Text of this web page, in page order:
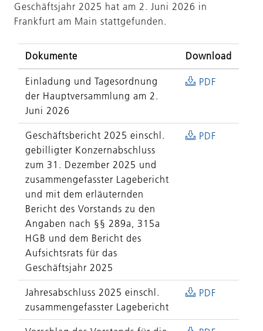
Geschäftsjahr 2025 hat am 2. Juni 2026 in
Frankfurt am Main stattgefunden.
Dokumente Download
Einladung und Tagesordnung
der Hauptversammlung am 2.
Juni 2026
PDF
Geschäftsbericht 2025 einschl.
gebilligter Konzernabschluss
zum 31. Dezember 2025 und
zusammengefasster Lagebericht
und mit dem erläuternden
Bericht des Vorstands zu den
Angaben nach §§ 289a, 315a
HGB und dem Bericht des
Aufsichtsrats für das
Geschäftsjahr 2025
PDF
Jahresabschluss 2025 einschl.
zusammengefasster Lagebericht
PDF